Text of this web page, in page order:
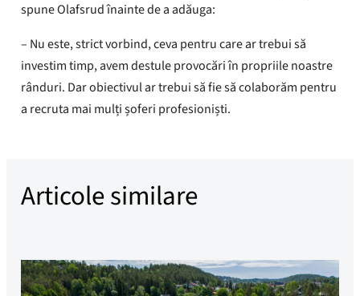
spune Olafsrud înainte de a adăuga:
– Nu este, strict vorbind, ceva pentru care ar trebui să
investim timp, avem destule provocări în propriile noastre
rânduri. Dar obiectivul ar trebui să fie să colaborăm pentru
a recruta mai mulți șoferi profesioniști.
Articole similare